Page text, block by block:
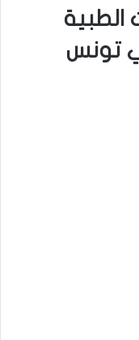
الطبية
تونس